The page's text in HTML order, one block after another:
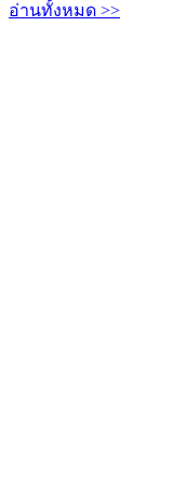
อ่านทั้งหมด >>